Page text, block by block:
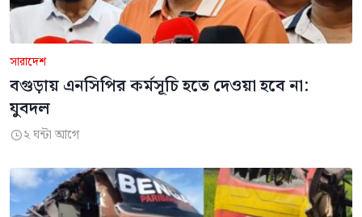
সারাদেশ
বগুড়ায় এনসিপির কর্মসূচি হতে দেওয়া হবে না:
যুবদল
২ ঘন্টা আগে